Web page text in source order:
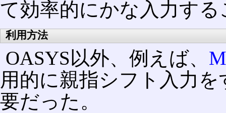
て効率的にかな入力す
利用方法
OASYS以外、例えば、
用的に親指シフト入力
要だった。